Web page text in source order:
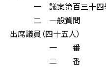
一 議案第百三十四号か
二 一般質問
出席議員（四十五人）
一 番
二 番